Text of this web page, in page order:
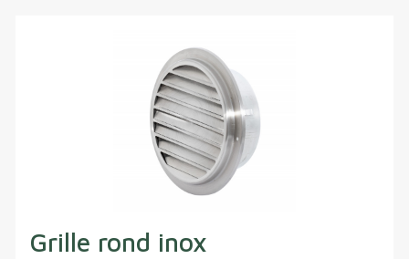
Grille rond inox